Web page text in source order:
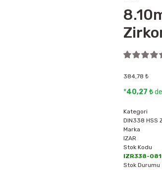
384,78 ₺
*40,27 ₺
Kategori
DIN338 HSS
Marka
IZAR
Stok Kodu
IZR338-
Stok Durumu